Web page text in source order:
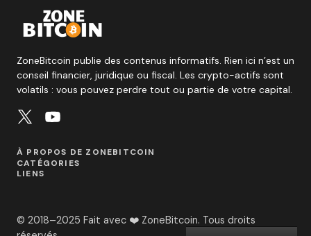
ZoneBitcoin publie des contenus informatifs. Rien ici n’est un
conseil financier, juridique ou fiscal. Les crypto-actifs sont
volatils : vous pouvez perdre tout ou partie de votre capital.
À PROPOS DE ZONEBITCOIN
CATÉGORIES
LIENS
© 2018–2025 Fait avec ❤️ ZoneBitcoin. Tous droits